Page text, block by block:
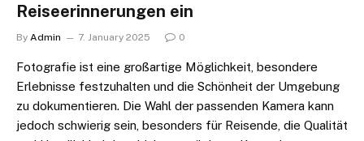
Reiseerinnerungen ein
By Admin 7. January 2025 0
Fotografie ist eine großartige Möglichkeit, besondere
Erlebnisse festzuhalten und die Schönheit der Umgebung
zu dokumentieren. Die Wahl der passenden Kamera kann
jedoch schwierig sein, besonders für Reisende, die Qualität